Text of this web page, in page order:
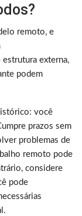
remoto, e
externa,
podem
você
prazos sem
problemas de
remoto pode
considere
pode